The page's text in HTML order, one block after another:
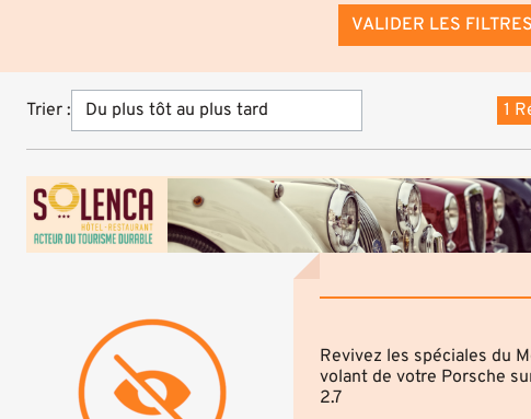
VALIDER LES FILTRES
Trier : 1
Revivez les spéciales du
volant de votre Porsche
2.7